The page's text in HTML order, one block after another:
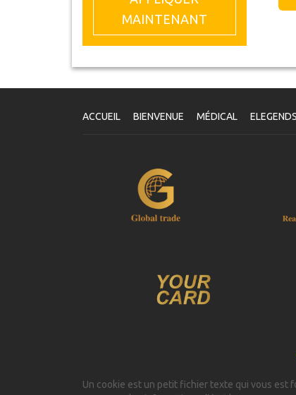
MAINTENANT
ACCUEIL BIENVENUE MÉDICAL ELEGENDS
Un cookie est un petit fichier texte qui vous est